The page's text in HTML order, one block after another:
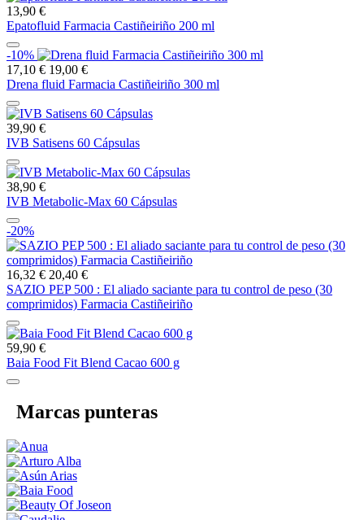
13,90 €
Epatofluid Farmacia Castiñeiriño 200 ml
-10%
17,10 € 19,00 €
Drena fluid Farmacia Castiñeiriño 300 ml
39,90 €
IVB Satisens 60 Cápsulas
38,90 €
IVB Metabolic-Max 60 Cápsulas
-20%
16,32 € 20,40 €
SAZIO PEP 500 : El aliado saciante para tu control de peso (30
comprimidos) Farmacia Castiñeiriño
59,90 €
Baia Food Fit Blend Cacao 600 g
Marcas punteras